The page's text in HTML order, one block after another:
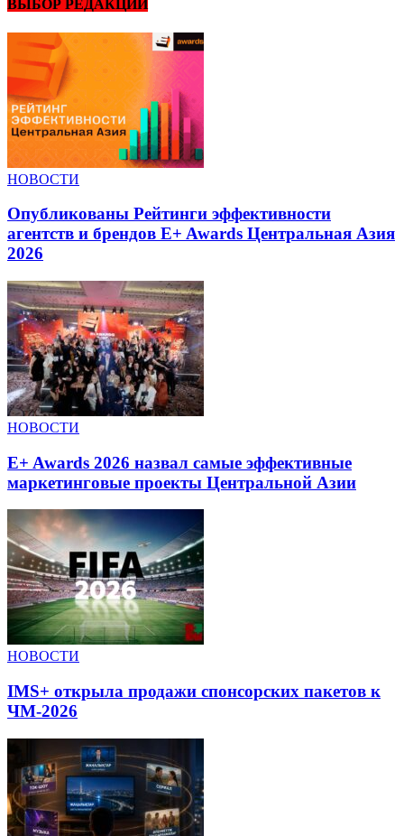
ВЫБОР РЕДАКЦИИ
НОВОСТИ
Опубликованы Рейтинги эффективности
агентств и брендов E+ Awards Центральная Азия
2026
НОВОСТИ
E+ Awards 2026 назвал самые эффективные
маркетинговые проекты Центральной Азии
НОВОСТИ
IMS+ открыла продажи спонсорских пакетов к
ЧМ-2026